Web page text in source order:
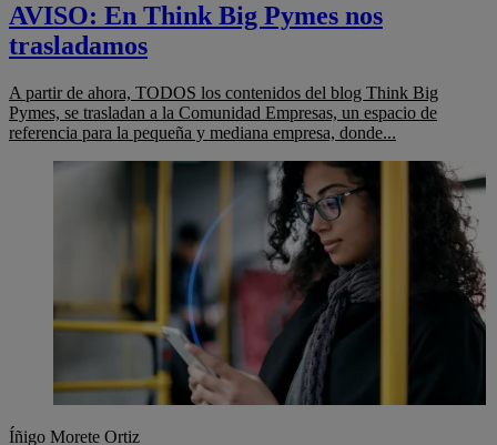
AVISO: En Think Big Pymes nos
trasladamos
A partir de ahora, TODOS los contenidos del blog Think Big
Pymes, se trasladan a la Comunidad Empresas, un espacio de
referencia para la pequeña y mediana empresa, donde...
Íñigo Morete Ortiz